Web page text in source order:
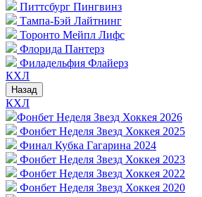
Питтсбург Пингвинз
Тампа-Бэй Лайтнинг
Торонто Мейпл Лифс
Флорида Пантерз
Филадельфия Флайерз
КХЛ
Назад
КХЛ
Фонбет Неделя Звезд Хоккея 2026
Фонбет Неделя Звезд Хоккея 2025
Финал Кубка Гагарина 2024
Фонбет Неделя Звезд Хоккея 2023
Фонбет Неделя Звезд Хоккея 2022
Фонбет Неделя Звезд Хоккея 2020